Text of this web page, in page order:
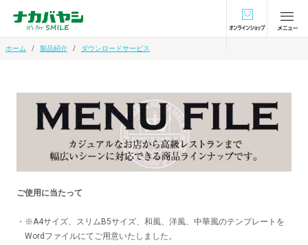
オンラインショ
ホーム 製品紹介 ダウンロードサービス
ご使用に当たって
・ ※A4サイズ、スリムB5サイズ、和風、洋風、中華風のテンプレートを
Wordファイルにてご用意いたしました。